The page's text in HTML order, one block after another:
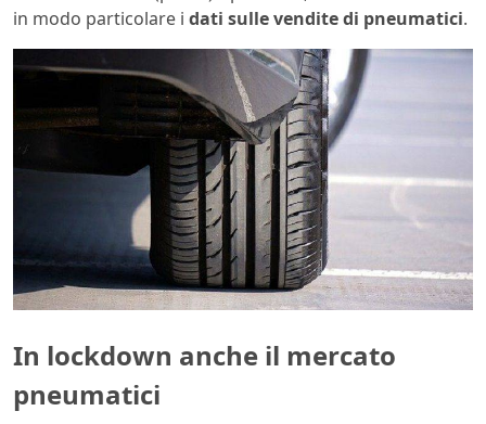
in modo particolare i dati sulle vendite di pneumatici.
In lockdown anche il mercato
pneumatici